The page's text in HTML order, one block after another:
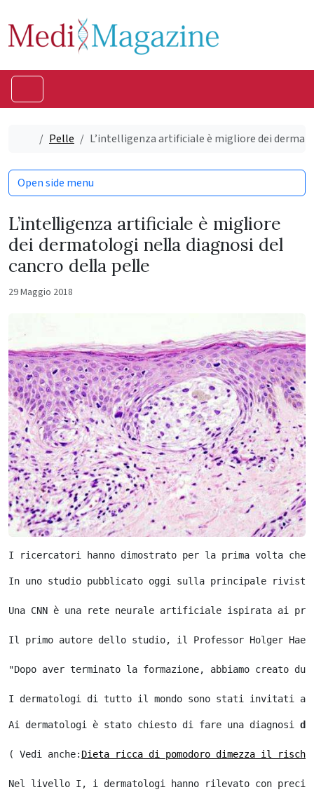
HomePelle L’intelligenza artificiale è migliore dei
L’intelligenza artificiale è migliore
dei dermatologi nella diagnosi del
cancro della pelle
29 Maggio 2018
I ricercatori hanno dimostrato per la prima volta che
In uno studio pubblicato oggi sulla principale
Una CNN è una rete neurale artificiale ispirata ai
Il primo autore dello studio, il Professor Holger
"Dopo aver terminato la formazione, abbiamo
Ai dermatologi è stato chiesto di fare una diagnosi di
( Vedi anche: Dieta ricca di pomodoro dimezza il
Nel livello I, i dermatologi hanno rilevato con
Open side menu